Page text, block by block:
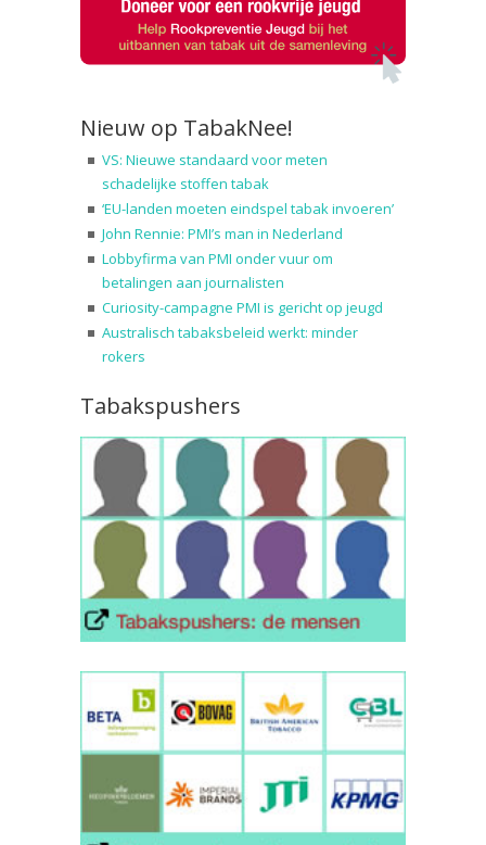
Nieuw op TabakNee!
VS: Nieuwe standaard voor meten
schadelijke stoffen tabak
‘EU-landen moeten eindspel tabak invoeren’
John Rennie: PMI’s man in Nederland
Lobbyfirma van PMI onder vuur om
betalingen aan journalisten
Curiosity-campagne PMI is gericht op jeugd
Australisch tabaksbeleid werkt: minder
rokers
Tabakspushers